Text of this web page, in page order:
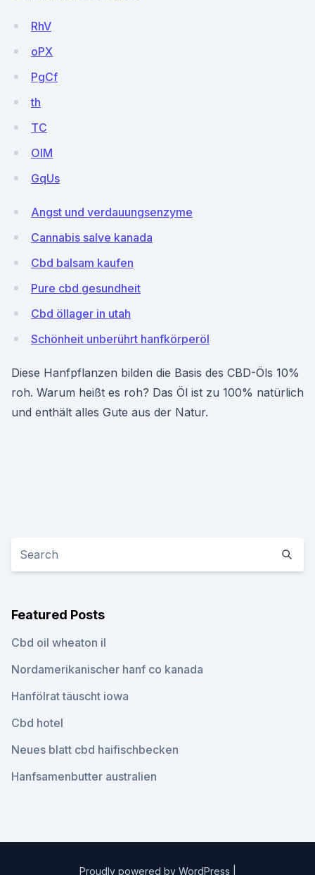
RhV
oPX
PgCf
th
TC
OlM
GqUs
Angst und verdauungsenzyme
Cannabis salve kanada
Cbd balsam kaufen
Pure cbd gesundheit
Cbd öllager in utah
Schönheit unberührt hanfkörperöl
Diese Hanfpflanzen bilden die Basis des CBD-Öls 10%
roh. Warum heißt es roh? Das Öl ist zu 100% natürlich
und enthält alles Gute aus der Natur.
Featured Posts
Cbd oil wheaton il
Nordamerikanischer hanf co kanada
Hanfölrat täuscht iowa
Cbd hotel
Neues blatt cbd haifischbecken
Hanfsamenbutter australien
Proudly powered by WordPress